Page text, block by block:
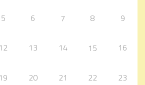
5 6 7 8 9
12 13 14 15 16
19 20 21 22 23